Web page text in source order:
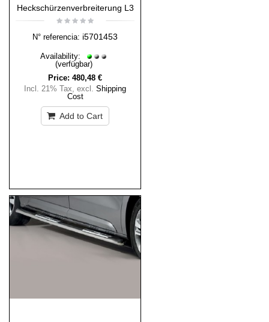
Heckschürzenverbreiterung L3
N° referencia: i5701453
Availability:
(verfügbar)
Price: 480,48 €
Incl. 21% Tax, excl. Shipping
Cost
Add to Cart